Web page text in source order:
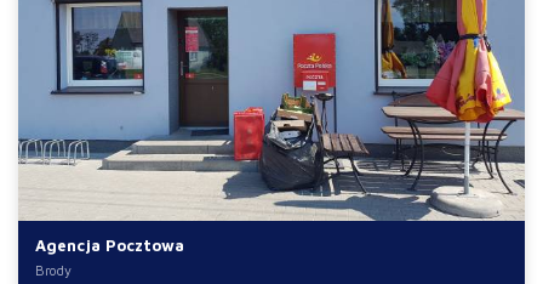
Agencja Pocztowa
Brody